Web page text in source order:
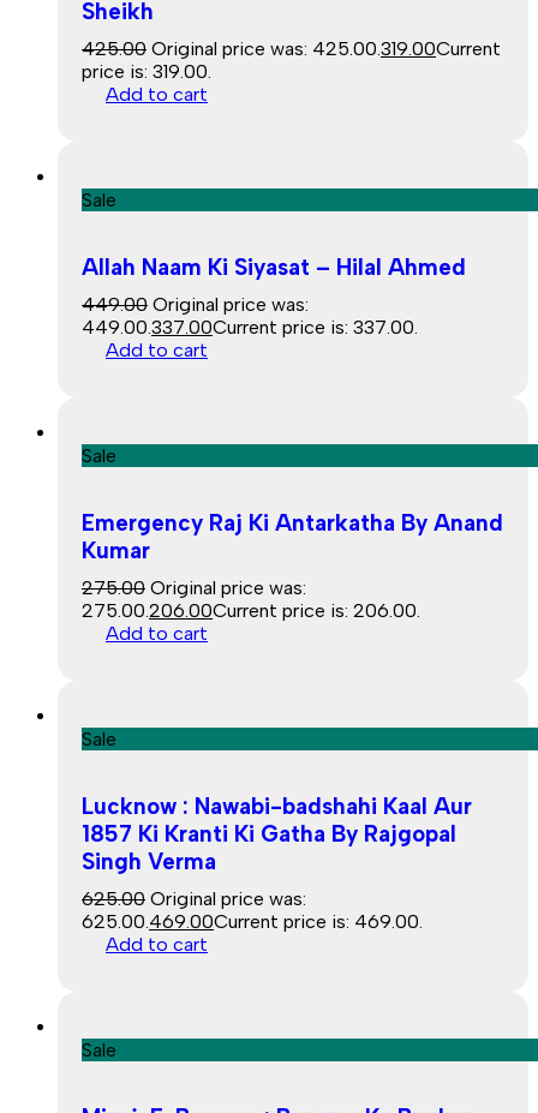
Sheikh
425.00 Original price was: ₹425.00. 319.00Current
price is: ₹319.00.
Add to cart
Sale
Allah Naam Ki Siyasat – Hilal Ahmed
449.00 Original price was:
₹449.00. 337.00Current price is: ₹337.00.
Add to cart
Sale
Emergency Raj Ki Antarkatha By Anand
Kumar
275.00 Original price was:
₹275.00. 206.00Current price is: ₹206.00.
Add to cart
Sale
Lucknow : Nawabi-badshahi Kaal Aur
1857 Ki Kranti Ki Gatha By Rajgopal
Singh Verma
625.00 Original price was:
₹625.00. 469.00Current price is: ₹469.00.
Add to cart
Sale